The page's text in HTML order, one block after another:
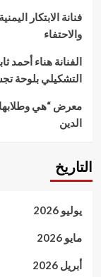
فنانة الابتكار
والاحتفاء
الفنانة هناء أحمد
التشكيلي بلوحة
معرض “هي
الدين
التاريخ
يوليو 2026
مايو 2026
أبريل 2026